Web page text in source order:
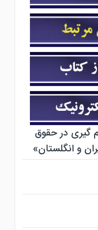
گیری در حقوق
و انگلستان»